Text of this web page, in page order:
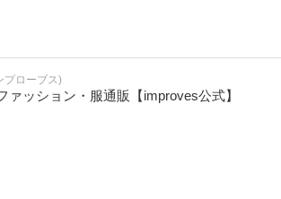
プローブス)
ッション・服通販【improves公式】